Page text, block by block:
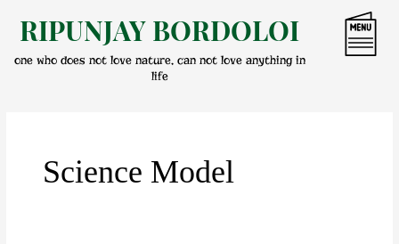
content
RIPUNJAY BORDOLOI
one who does not love nature, can not love anything in
life
Science Model